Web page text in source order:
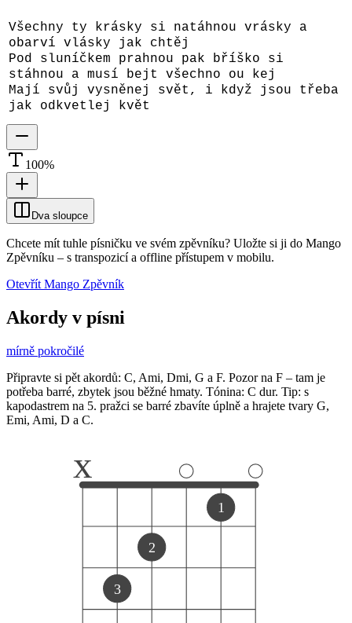
Všechny ty krásky si natáhnou vrásky a
obarví vlásky jak chtěj
Pod sluníčkem prahnou pak bříško si
stáhnou a musí bejt všechno ou kej
Mají svůj vysněnej svět, i když jsou třeba
jak odkvetlej květ
100%
Dva sloupce
Chcete mít tuhle písničku ve svém zpěvníku? Uložte si ji do Mango
Zpěvníku – s transpozicí a offline přístupem v mobilu.
Otevřít Mango Zpěvník
Akordy v písni
mírně pokročilé
Připravte si pět akordů: C, Ami, Dmi, G a F. Pozor na F – tam je
potřeba barré, zbytek jsou běžné hmaty. Tónina: C dur. Tip: s
kapodastrem na 5. pražci se barré zbavíte úplně a hrajete tvary G,
Emi, Ami, D a C.
x
3
2
1